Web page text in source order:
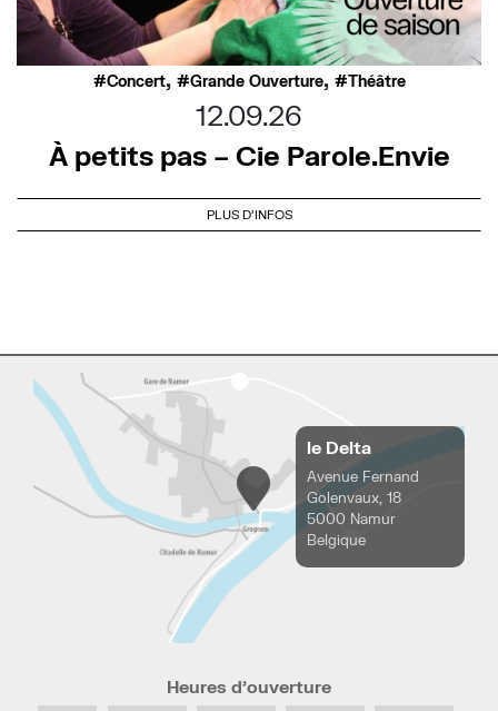
Concert, Grande Ouverture, Théâtre
12.09.26
À petits pas – Cie Parole.Envie
PLUS D'INFOS
le Delta
Avenue Fernand
Golenvaux, 18
5000 Namur
Belgique
Heures d’ouverture